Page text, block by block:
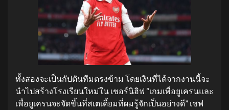
ทั้งสองจะเป็นกัปตันทีมตรงข้าม โดยเงินที่ได้จากงานนี้จะ
นำไปสร้างโรงเรียนใหม่ใน เชอร์นิฮิฟ “เกมเพื่อยูเครนและ
เพื่อยูเครนจะจัดขึ้นที่สเตเดี้ยมที่ผมรู้จักเป็นอย่างดี” เชฟ